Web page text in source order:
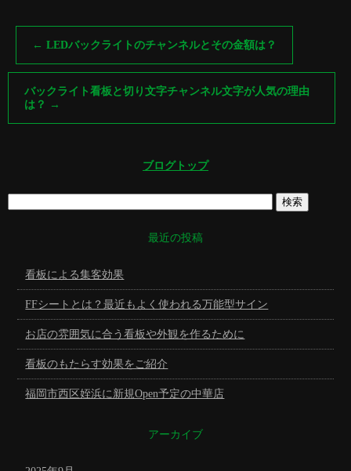
← LEDバックライトのチャンネルとその金額は？
バックライト看板と切り文字チャンネル文字が人気の理由
は？
→
ブログトップ
最近の投稿
看板による集客効果
FFシートとは？最近もよく使われる万能型サイン
お店の雰囲気に合う看板や外観を作るために
看板のもたらす効果をご紹介
福岡市西区姪浜に新規Open予定の中華店
アーカイブ